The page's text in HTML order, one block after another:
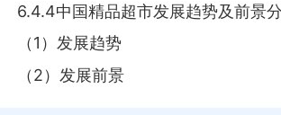
6.4.4中国精品超市发展趋势及前景
（1）发展趋势
（2）发展前景